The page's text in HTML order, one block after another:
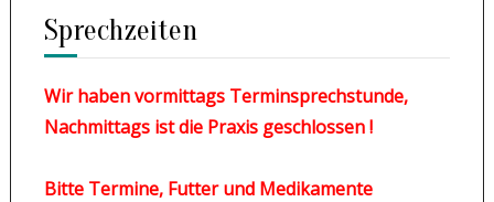
Sprechzeiten
Wir haben vormittags Terminsprechstunde,
Nachmittags ist die Praxis geschlossen !
Bitte Termine, Futter und Medikamente